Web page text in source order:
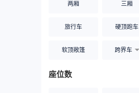
两厢 三厢
旅行车 硬顶跑车
软顶敞篷 跨界车
座位数